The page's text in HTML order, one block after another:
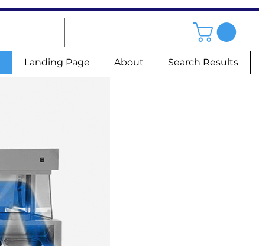
Landing Page About Search Results